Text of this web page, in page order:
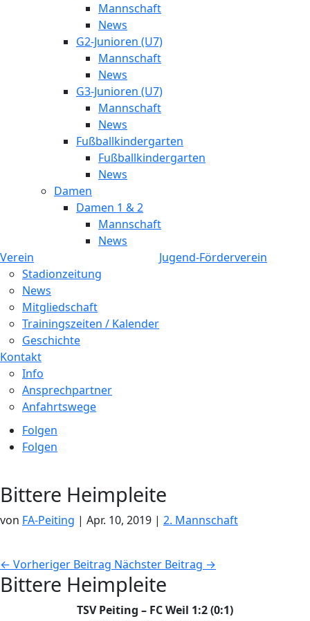
Mannschaft
News
G2-Junioren (U7)
Mannschaft
News
G3-Junioren (U7)
Mannschaft
News
Fußballkindergarten
Fußballkindergarten
News
Damen
Damen 1 & 2
Mannschaft
News
Verein
Stadionzeitung
News
Mitgliedschaft
Trainingszeiten / Kalender
Geschichte
Jugend-Förderverein
Kontakt
Info
Ansprechpartner
Anfahrtswege
Folgen
Folgen
Bittere Heimpleite
von FA-Peiting | Apr. 10, 2019 | 2. Mannschaft
← Vorheriger Beitrag Nächster Beitrag →
Bittere Heimpleite
TSV Peiting – FC Weil 1:2 (0:1)